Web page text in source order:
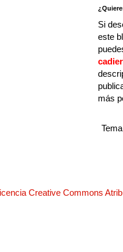
Si
este
más
Creative Commons